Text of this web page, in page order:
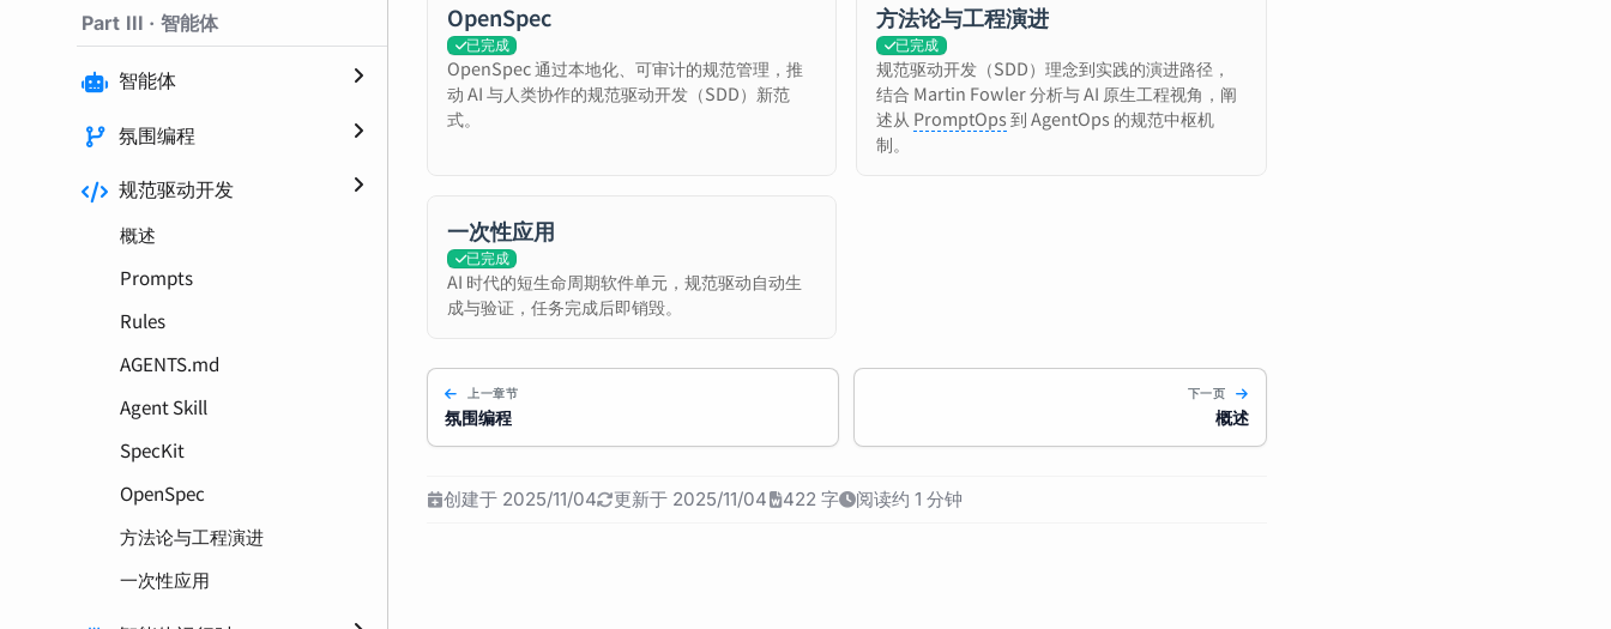
Part III · 智能体
智能体
氛围编程
规范驱动开发
概述
Prompts
Rules
AGENTS.md
Agent Skill
SpecKit
OpenSpec
方法论与工程演进
一次性应用
OpenSpec
已完成
OpenSpec 通过本地化、可审计的规范管理，推
动 AI 与人类协作的规范驱动开发（SDD）新范
式。
方法论与工程演进
已完成
规范驱动开发（SDD）理念到实践的演进路径，
结合 Martin Fowler 分析与 AI 原生工程视角，阐
述从 PromptOps到 AgentOps 的规范中枢机
制。
一次性应用
已完成
AI 时代的短生命周期软件单元，规范驱动自动生
成与验证，任务完成后即销毁。
上一章节
氛围编程
下一页
概述
创建于 2025/11/04 更新于 2025/11/04 422 字 阅读约 1 分钟